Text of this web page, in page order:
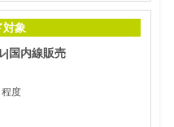
対象
|国内線販売
度